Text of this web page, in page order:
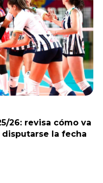
26: revisa cómo va
disputarse la fecha